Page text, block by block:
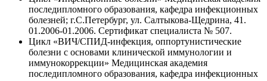
последипломного образования, кафедра инфекционных
болезней; г.С.Петербург, ул. Салтыкова-Щедрина, 41.
01.2006-01.2006. Сертификат специалиста № 507.
Цикл «ВИЧ/СПИД-инфекция, оппортунистические
болезни с основами клинической иммунологии и
иммунокоррекции» Медицинская академия
последипломного образования, кафедра инфекционных